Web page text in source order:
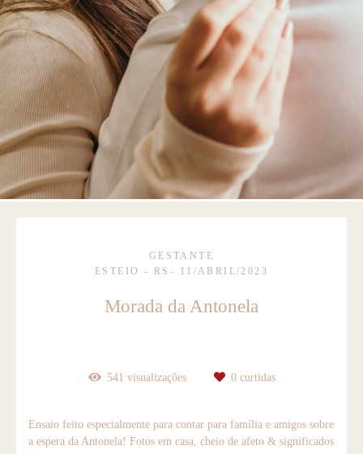
GESTANTE
ESTEIO - RS
11/ABRIL/2023
Morada da Antonela
541 visualizações 0curtidas
Ensaio feito especialmente para contar para família e amigos sobre
a espera da Antonela! Fotos em casa, cheio de afeto & significados